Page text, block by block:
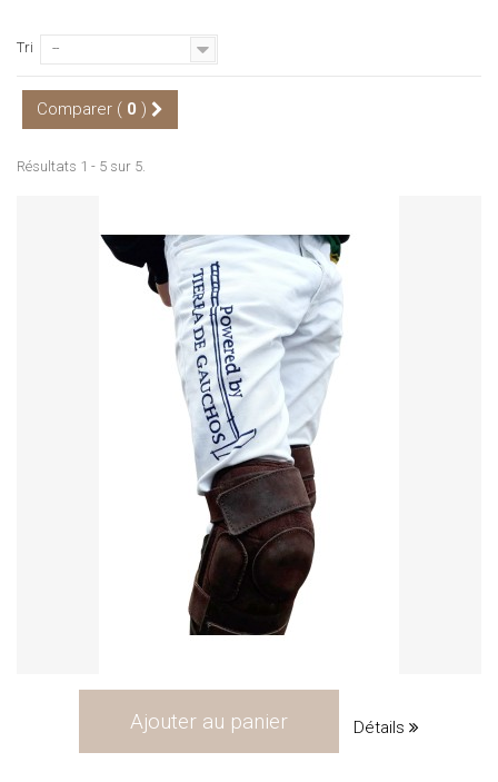
Tri --
Comparer ( 0 )
Résultats 1 - 5 sur 5.
Ajouter au panier Détails